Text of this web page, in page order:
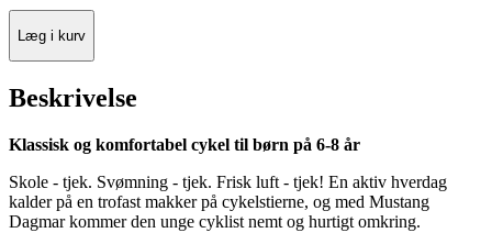
Læg i kurv
Beskrivelse
Klassisk og komfortabel cykel til børn på 6-8 år
Skole - tjek. Svømning - tjek. Frisk luft - tjek! En aktiv hverdag
kalder på en trofast makker på cykelstierne, og med Mustang
Dagmar kommer den unge cyklist nemt og hurtigt omkring.